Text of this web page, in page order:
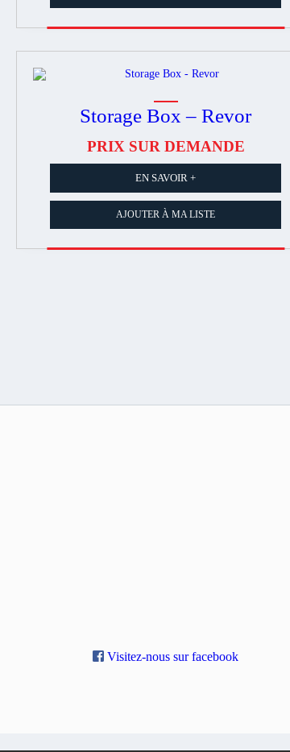
Storage Box – Revor
PRIX SUR DEMANDE
EN SAVOIR +
AJOUTER À MA LISTE
Visitez-nous sur facebook